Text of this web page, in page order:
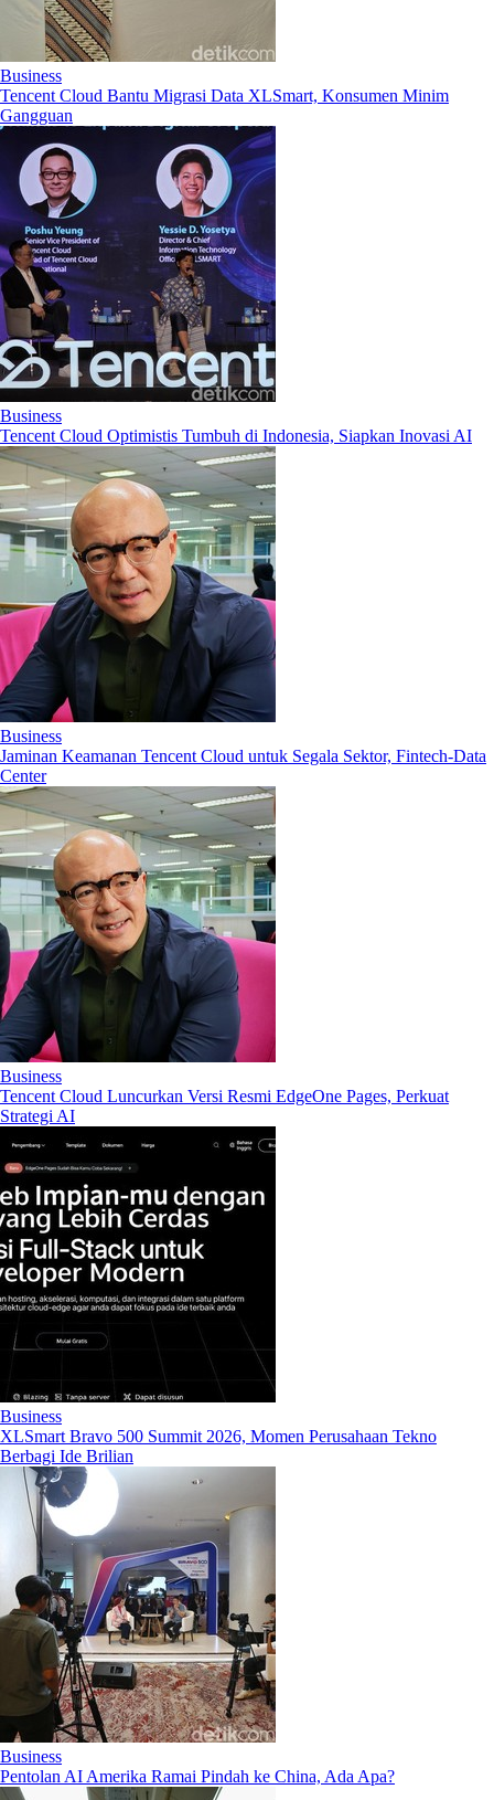
Business
Tencent Cloud Bantu Migrasi Data XLSmart, Konsumen Minim
Gangguan
Business
Tencent Cloud Optimistis Tumbuh di Indonesia, Siapkan Inovasi AI
Business
Jaminan Keamanan Tencent Cloud untuk Segala Sektor, Fintech-Data
Center
Business
Tencent Cloud Luncurkan Versi Resmi EdgeOne Pages, Perkuat
Strategi AI
Business
XLSmart Bravo 500 Summit 2026, Momen Perusahaan Tekno
Berbagi Ide Brilian
Business
Pentolan AI Amerika Ramai Pindah ke China, Ada Apa?